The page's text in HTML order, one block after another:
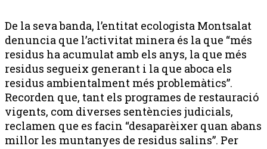
De la seva banda, l’entitat ecologista Montsalat
denuncia que l’activitat minera és la que “més
residus ha acumulat amb els anys, la que més
residus segueix generant i la que aboca els
residus ambientalment més problemàtics”.
Recorden que, tant els programes de restauració
vigents, com diverses sentències judicials,
reclamen que es facin “desaparèixer quan abans
millor les muntanyes de residus salins”. Per